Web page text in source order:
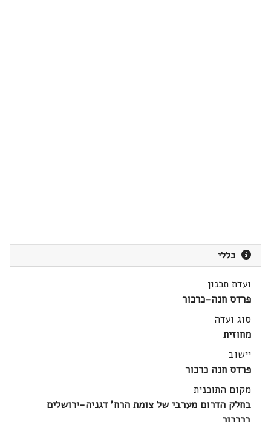
כללי
ועדת תכנון
פרדס חנה-כרכור
סוג ועדה
מחוזית
יישוב
פרדס חנה כרכור
מקום התוכנית
בחלק הדרום מערבי של צומת הרח' דגניה-ירושלים